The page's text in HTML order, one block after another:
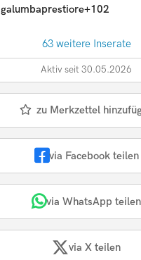
galumbaprestiore+102
63 weitere Inserate
Aktiv seit 30.05.2026
zu Merkzettel
via Facebook teilen
via WhatsApp teilen
via X teilen